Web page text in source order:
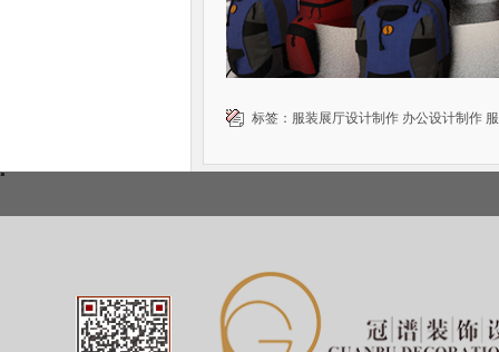
标签： 服装展厅设计制作 办公设计制作